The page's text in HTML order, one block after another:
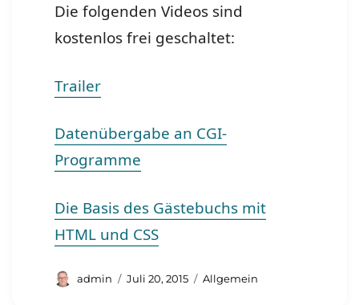
Die folgenden Videos sind
kostenlos frei geschaltet:
Trailer
Datenübergabe an CGI-
Programme
Die Basis des Gästebuchs mit
HTML und CSS
Autor
admin
Veröffentlicht
Juli 20, 2015 Kategorien
Allgemein